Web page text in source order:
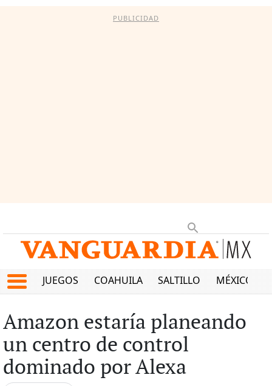
PUBLICIDAD
JUEGOS COAHUILA SALTILLO MÉXICO
Amazon estaría planeando
un centro de control
dominado por Alexa